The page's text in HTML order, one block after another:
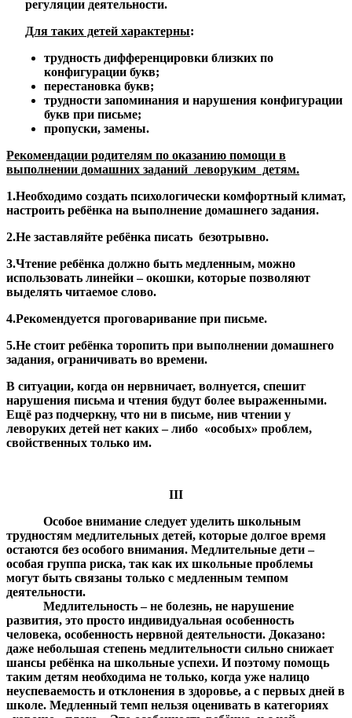
регуляции деятельности.
Для таких детей характерны:
трудность дифференцировки близких по
конфигурации букв;
перестановка букв;
трудности запоминания и нарушения конфигурации
букв при письме;
пропуски, замены.
Рекомендации родителям по оказанию помощи в
выполнении домашних заданий леворуким детям.
1.Необходимо создать психологически комфортный климат,
настроить ребёнка на выполнение домашнего задания.
2.Не заставляйте ребёнка писать безотрывно.
3.Чтение ребёнка должно быть медленным, можно
использовать линейки – окошки, которые позволяют
выделять читаемое слово.
4.Рекомендуется проговаривание при письме.
5.Не стоит ребёнка торопить при выполнении домашнего
задания, ограничивать во времени.
В ситуации, когда он нервничает, волнуется, спешит
нарушения письма и чтения будут более выраженными.
Ещё раз подчеркну, что ни в письме, нив чтении у
леворуких детей нет каких – либо «особых» проблем,
свойственных только им.
III
Особое внимание следует уделить школьным
трудностям медлительных детей, которые долгое время
остаются без особого внимания. Медлительные дети –
особая группа риска, так как их школьные проблемы
могут быть связаны только с медленным темпом
деятельности.
Медлительность – не болезнь, не нарушение
развития, это просто индивидуальная особенность
человека, особенность нервной деятельности. Доказано:
даже небольшая степень медлительности сильно снижает
шансы ребёнка на школьные успехи. И поэтому помощь
таким детям необходима не только, когда уже налицо
неуспеваемость и отклонения в здоровье, а с первых дней в
школе. Медленный темп нельзя оценивать в категориях